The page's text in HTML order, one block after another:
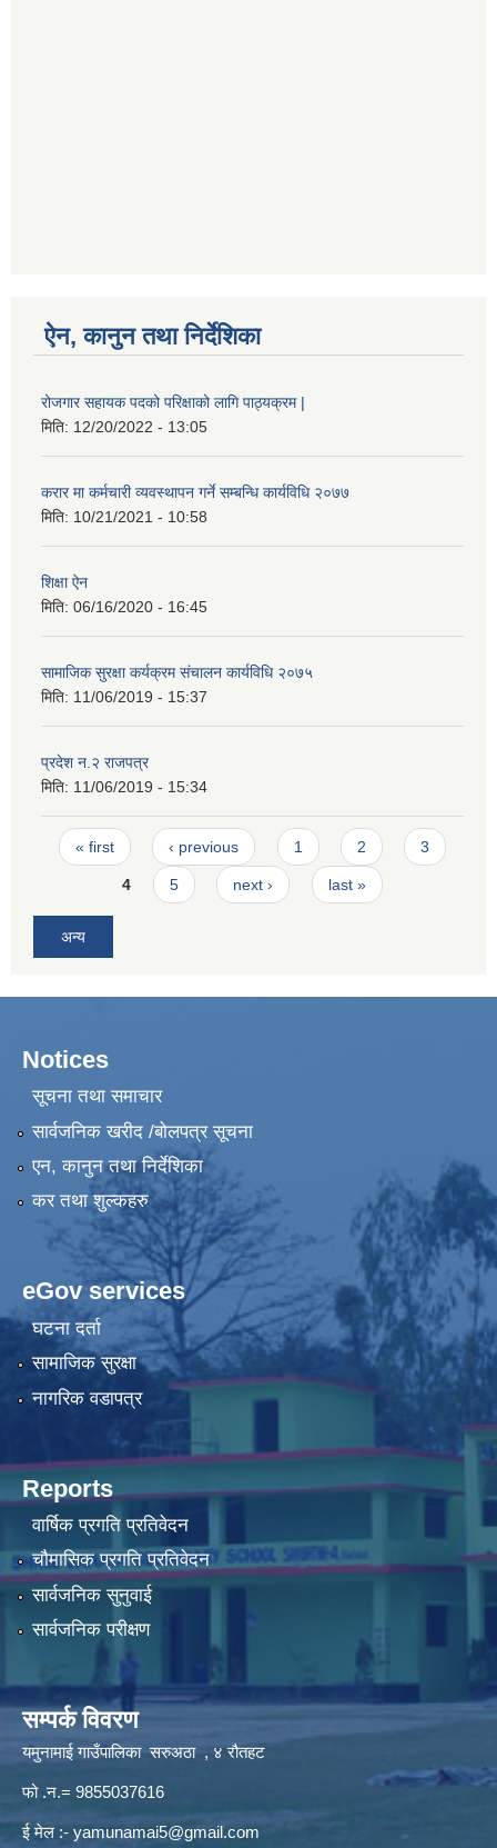
ऐन, कानुन तथा निर्देशिका
रोजगार सहायक पदको परिक्षाको लागि पाठ्यक्रम |
मिति: 12/20/2022 - 13:05
करार मा कर्मचारी व्यवस्थापन गर्ने सम्बन्धि कार्यविधि २०७७
मिति: 10/21/2021 - 10:58
शिक्षा ऐन
मिति: 06/16/2020 - 16:45
सामाजिक सुरक्षा कर्यक्रम संचालन कार्यविधि २०७५
मिति: 11/06/2019 - 15:37
प्रदेश न.२ राजपत्र
मिति: 11/06/2019 - 15:34
Pages
« first ‹ previous 1 2 3
4 5 next › last »
अन्य
Notices
सूचना तथा समाचार
सार्वजनिक खरीद /बोलपत्र सूचना
एन, कानुन तथा निर्देशिका
कर तथा शुल्कहरु
eGov services
घटना दर्ता
सामाजिक सुरक्षा
नागरिक वडापत्र
Reports
वार्षिक प्रगति प्रतिवेदन
चौमासिक प्रगति प्रतिवेदन
सार्वजनिक सुनुवाई
सार्वजनिक परीक्षण
सम्पर्क विवरण
यमुनामाई गाउँपालिका सरुअठा , ४ रौतहट
फो .न.= 9855037616
ई मेल :- yamunamai5@gmail.com